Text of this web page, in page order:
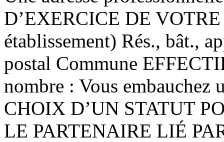
D’EXERCICE DE
établissement) Rés., bât.,
postal Commune
nombre : Vous embauchez
CHOIX D’UN STATUT
LE PARTENAIRE LIÉ